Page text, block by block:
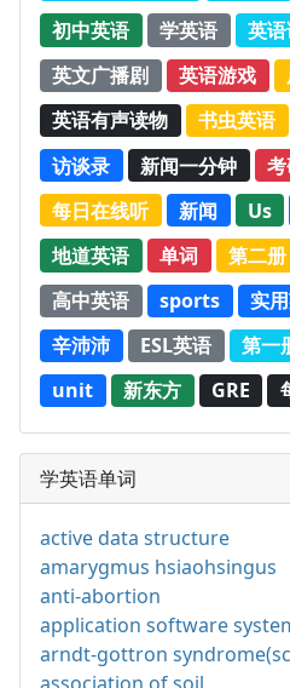
初中英语
学英语 英
英文广播剧
英语游戏
英语有声读物
书虫英语
访谈录
新闻一分钟
每日在线听
新闻 Us
地道英语
单词 第二册
高中英语
sports 实
辛沛沛
ESL英语 第一
unit
新东方 GRE
学英语单词
active data structure
amarygmus hsiaohsingus
anti-abortion
application software
arndt-gottron